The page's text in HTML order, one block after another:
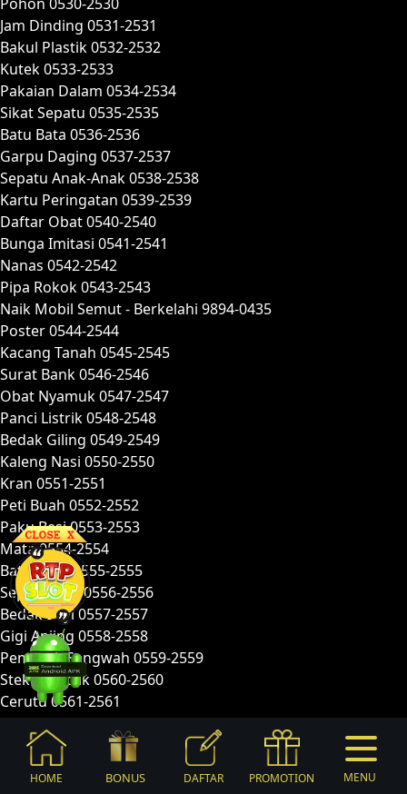
Jam Dinding 0531-2531
Bakul Plastik 0532-2532
Kutek 0533-2533
Pakaian Dalam 0534-2534
Sikat Sepatu 0535-2535
Batu Bata 0536-2536
Garpu Daging 0537-2537
Sepatu Anak-Anak 0538-2538
Kartu Peringatan 0539-2539
Daftar Obat 0540-2540
Bunga Imitasi 0541-2541
Nanas 0542-2542
Pipa Rokok 0543-2543
Naik Mobil Semut - Berkelahi 9894-0435
Poster 0544-2544
Kacang Tanah 0545-2545
Surat Bank 0546-2546
Obat Nyamuk 0547-2547
Panci Listrik 0548-2548
Bedak Giling 0549-2549
Kaleng Nasi 0550-2550
Kran 0551-2551
Peti Buah 0552-2552
Paku Besi 0553-2553
Mata 0554-2554
Batu Asah 0555-2555
Sepatu Bayi 0556-2556
Bedak Bayi 0557-2557
Gigi Anjing 0558-2558
Pemasak Sangwah 0559-2559
Steker Listrik 0560-2560
Cerutu 0561-2561
Bass Besar 0562-2562
Lilin Putih 0563-2563
Lilin Merah 0564-2564
Notes Peredaran 0565-2565
HOME BONUS DAFTAR PROMOTION MENU